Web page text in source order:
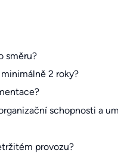
směru?
2 roky?
schopnosti a
provozu?